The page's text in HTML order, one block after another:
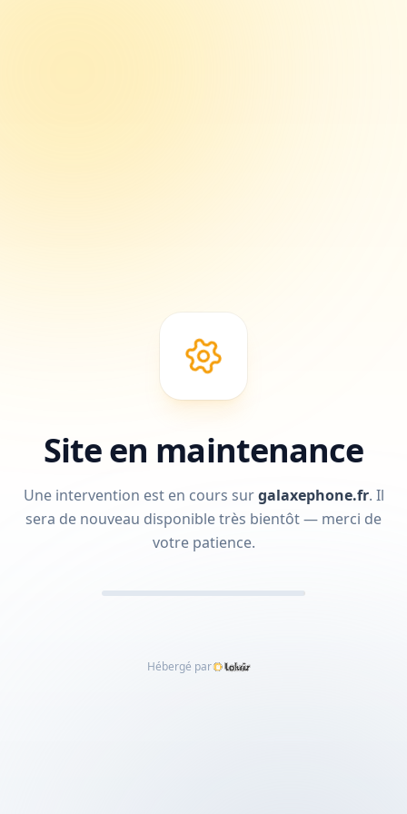
Site en maintenance
Une intervention est en cours surgalaxephone.fr. Il
sera de nouveau disponible très bientôt — merci de
votre patience.
Hébergé par